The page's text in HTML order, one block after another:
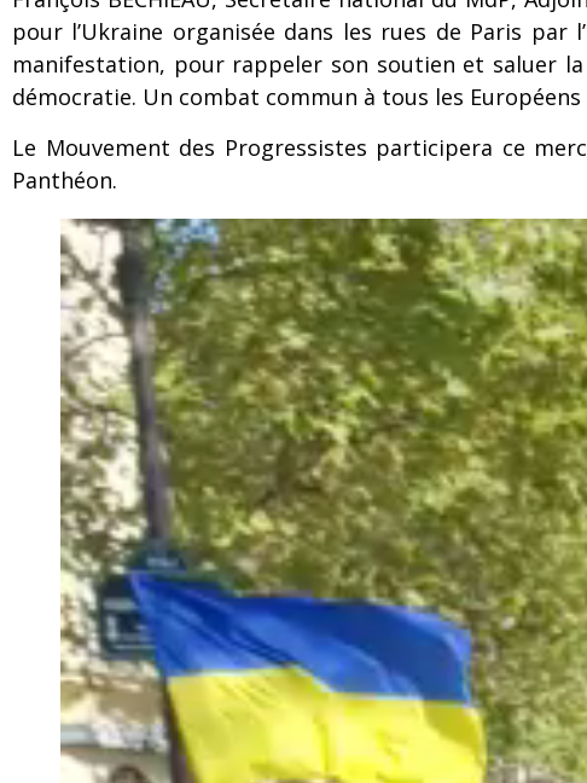
pour l’Ukraine organisée dans les rues de Paris
manifestation, pour rappeler son soutien et saluer
démocratie. Un combat commun à tous les Européens
Le Mouvement des Progressistes participera ce
Panthéon.